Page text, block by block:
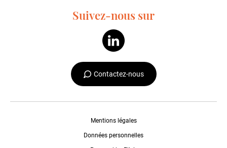
Suivez-nous sur
Contactez-nous
Mentions légales
Données personnelles